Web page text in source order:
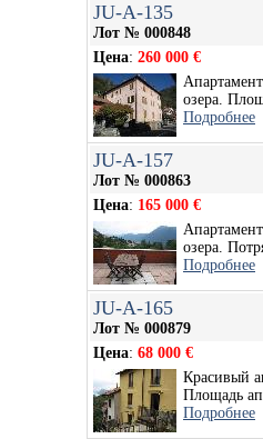
JU-A-135
Лот № 000848
Цена: 260 000 €
озера.
Подробнее
JU-A-157
Лот № 000863
Цена: 165 000 €
озера.
Подробнее
JU-A-165
Лот № 000879
Цена: 68 000 €
Красивый
Площадь
Подробнее